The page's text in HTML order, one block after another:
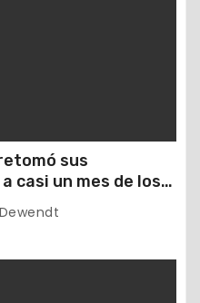
sus
casi un mes de los